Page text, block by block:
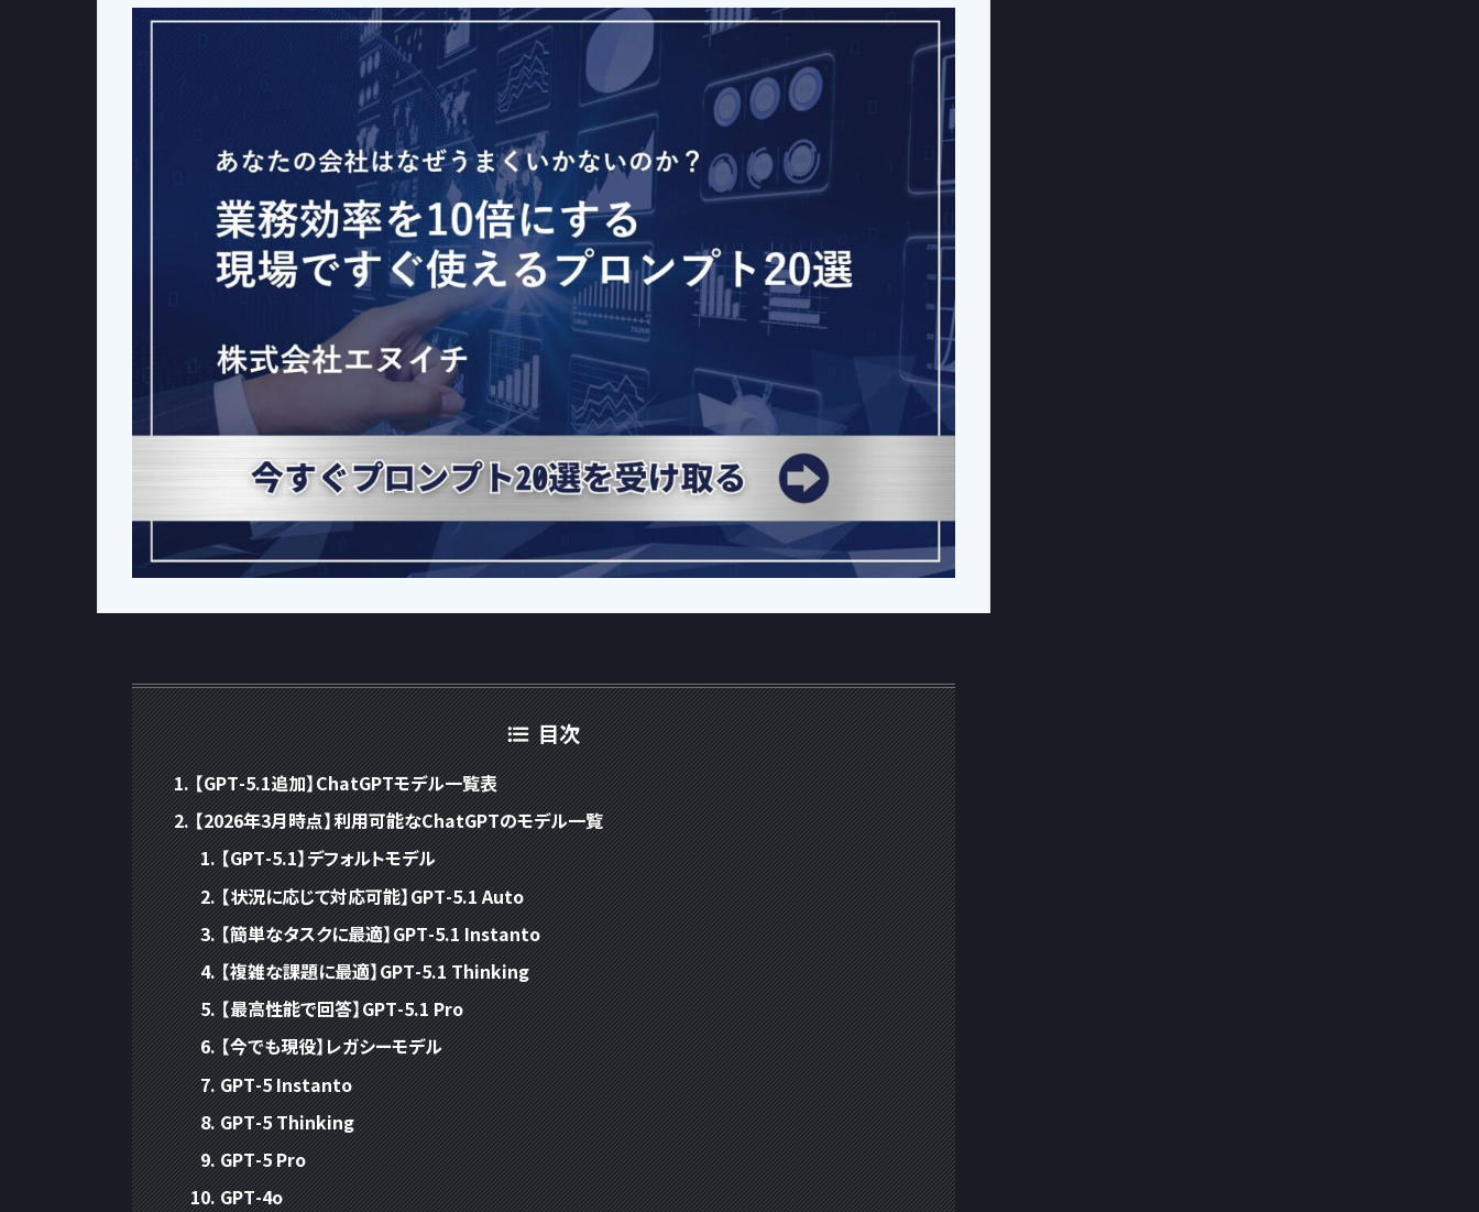
目次
【GPT-5.1追加】ChatGPTモデル一覧表
【2026年3月時点】利用可能なChatGPTのモデル一覧
【GPT-5.1】デフォルトモデル
【状況に応じて対応可能】GPT-5.1 Auto
【簡単なタスクに最適】GPT-5.1 Instanto
【複雑な課題に最適】GPT-5.1 Thinking
【最高性能で回答】GPT-5.1 Pro
【今でも現役】レガシーモデル
GPT-5 Instanto
GPT-5 Thinking
GPT-5 Pro
GPT-4o